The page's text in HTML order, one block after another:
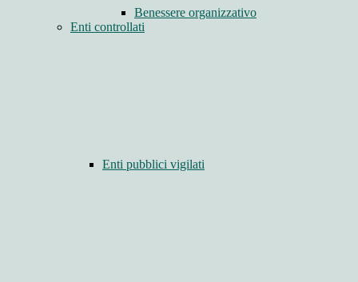
Benessere organizzativo
Enti controllati
Enti pubblici vigilati